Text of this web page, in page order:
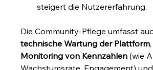
steigert die Nutzererfahrung.
Die Community-Pflege umfasst
technische Wartung der Plattform
Monitoring von Kennzahlen (wie
Wachstumsrate, Engagement)